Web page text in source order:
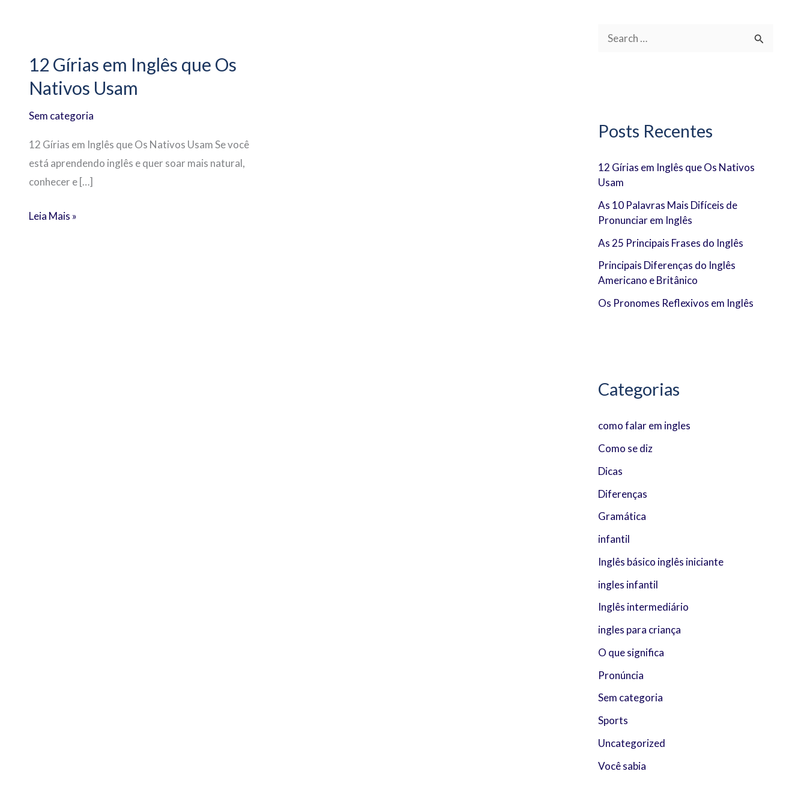
12 Gírias em Inglês que Os
Nativos Usam
Sem categoria
12 Gírias em Inglês que Os Nativos Usam Se você
está aprendendo inglês e quer soar mais natural,
conhecer e […]
em
Inglês
Os
Nativos
Usam
Leia Mais »
u
s
a
r
p
o
r
:
Posts Recentes
12 Gírias em Inglês que Os Nativos
Usam
As 10 Palavras Mais Difíceis de
Pronunciar em Inglês
As 25 Principais Frases do Inglês
Principais Diferenças do Inglês
Americano e Britânico
Os Pronomes Reflexivos em Inglês
Categorias
como falar em ingles
Como se diz
Dicas
Diferenças
Gramática
infantil
Inglês básico inglês iniciante
ingles infantil
Inglês intermediário
ingles para criança
O que significa
Pronúncia
Sem categoria
Sports
Uncategorized
Você sabia